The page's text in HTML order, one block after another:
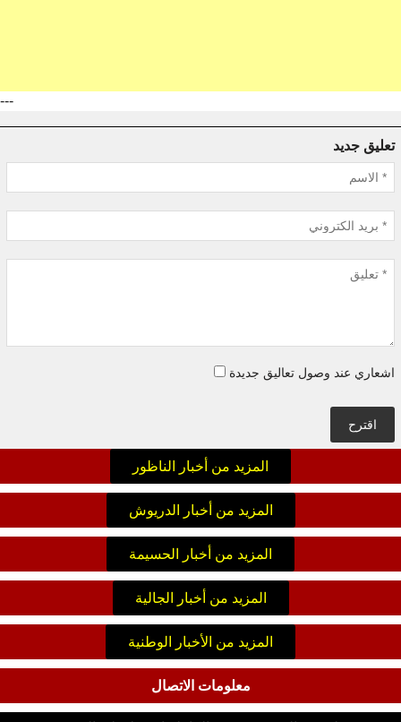
---
تعليق جديد
اشعاري عند وصول تعاليق جديدة
اقترح
المزيد من أخبار الناظور
المزيد من أخبار الدريوش
المزيد من أخبار الحسيمة
المزيد من أخبار الجالية
المزيد من الأخبار الوطنية
معلومات الاتصال